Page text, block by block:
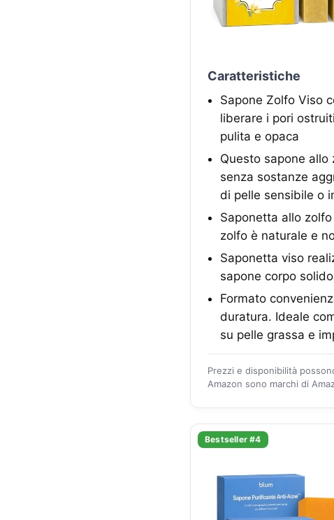
Caratteristiche
Sapone Zolfo Viso
liberare i pori
pulita e opaca
Questo sapone allo
senza sostanze
di pelle sensibile o
Saponetta allo
zolfo è naturale e
Saponetta viso
sapone corpo
Formato
duratura. Ideale
su pelle grassa e
Prezzi e disponibilità
Amazon sono marchi di
Bestseller #4